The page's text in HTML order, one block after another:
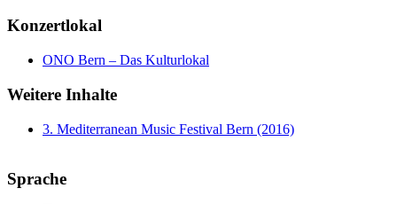
Konzertlokal
ONO Bern – Das Kulturlokal
Weitere Inhalte
3. Mediterranean Music Festival Bern (2016)
Sprache